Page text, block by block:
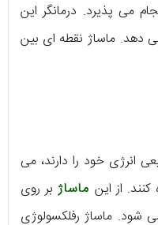
می پذیرد. درمانگر این
دهد. ماساژ نقطه ای بین
انرژی خود را دارند، می
کنند. از این ماساژ بر روی
شود. ماساژ رفلکسولوژی